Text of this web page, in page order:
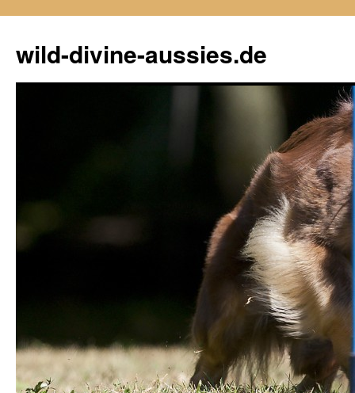
springen
wild-divine-aussies.de